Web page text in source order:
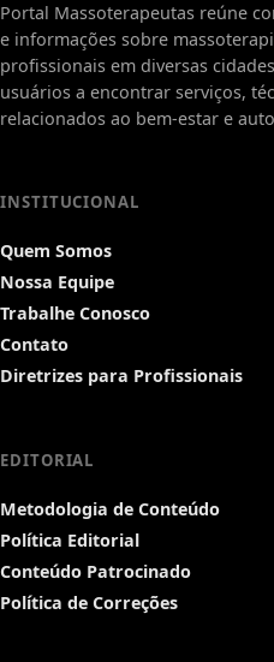
Portal Massoterapeutas reúne
e informações sobre
profissionais em diversas
usuários a encontrar serviços,
relacionados ao bem-estar e
INSTITUCIONAL
Quem Somos
Nossa Equipe
Trabalhe Conosco
Contato
Diretrizes para Profissionais
EDITORIAL
Metodologia de Conteúdo
Política Editorial
Conteúdo Patrocinado
Política de Correções